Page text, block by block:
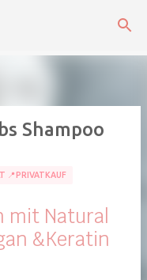
Shampoo
📍PRIVATKAUF
mit Natural
&Keratin